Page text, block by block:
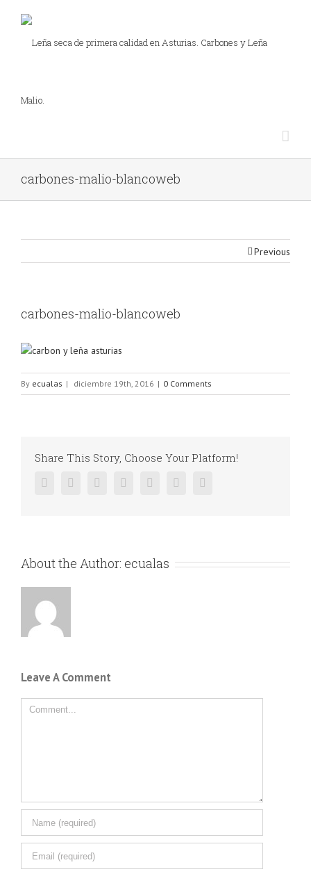
carbones-malio-blancoweb
Previous
carbones-malio-blancoweb
By ecualas | diciembre 19th, 2016 | 0 Comments
Share This Story, Choose Your Platform!
FacebookTwitter LinkedinReddit Google+Pinterest
About the Author: ecualas
Leave A Comment
Comment